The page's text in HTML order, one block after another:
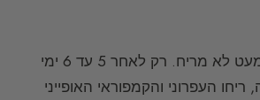
מריח. רק לאחר 5 עד 6 ימי
העפרוני והקמפוראי האופייני